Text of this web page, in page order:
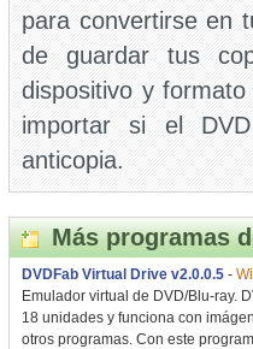
para convertirse en
de guardar tus
dispositivo y
importar si el
anticopia.
Más programas
DVDFab Virtual Drive v2.0.0.5 -
Emulador virtual de DVD/Blu-ray.
18 unidades y funciona con
otros programas. Con este